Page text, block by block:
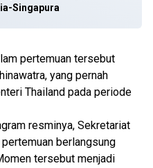
Singapura
pertemuan tersebut
yang pernah
Thailand pada periode
resminya, Sekretariat
berlangsung
tersebut menjadi